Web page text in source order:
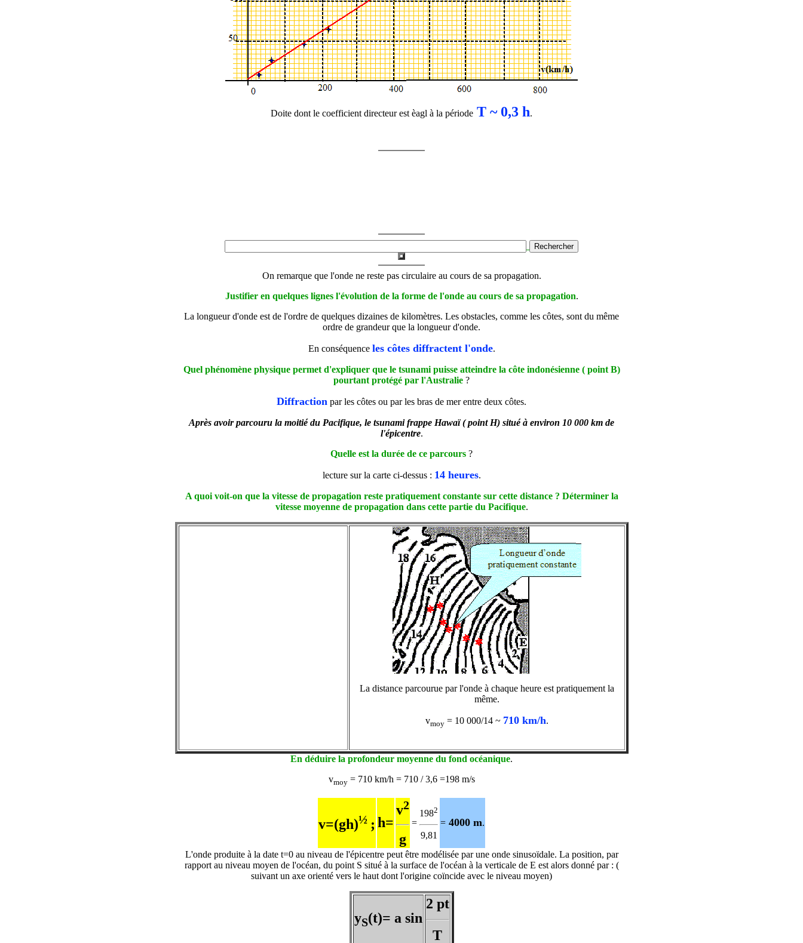
Doite dont le coefficient directeur est èagl à la période T ~ 0,3 h.
On remarque que l'onde ne reste pas circulaire au cours de sa propagation.
Justifier en quelques lignes l'évolution de la forme de l'onde au cours de sa propagation.
La longueur d'onde est de l'ordre de quelques dizaines de kilomètres. Les obstacles, comme les côtes, sont du même
ordre de grandeur que la longueur d'onde.
En conséquence les côtes diffractent l'onde.
Quel phénomène physique permet d'expliquer que le tsunami puisse atteindre la côte indonésienne ( point B)
pourtant protégé par l'Australie ?
Diffraction par les côtes ou par les bras de mer entre deux côtes.
Après avoir parcouru la moitié du Pacifique, le tsunami frappe Hawaï ( point H) situé à environ 10 000 km de
l'épicentre.
Quelle est la durée de ce parcours ?
lecture sur la carte ci-dessus : 14 heures.
A quoi voit-on que la vitesse de propagation reste pratiquement constante sur cette distance ? Déterminer la
vitesse moyenne de propagation dans cette partie du Pacifique.
La distance parcourue par l'onde à chaque heure est pratiquement la
même.
vmoy= 10 000/14 ~ 710 km/h.
En déduire la profondeur moyenne du fond océanique.
vmoy= 710 km/h = 710 / 3,6 =198 m/s
v=(gh)½ ; h=
v2
g
=
1982
9,81
= 4000 m.
L'onde produite à la date t=0 au niveau de l'épicentre peut être modélisée par une onde sinusoïdale. La position, par
rapport au niveau moyen de l'océan, du point S situé à la surface de l'océan à la verticale de E est alors donné par : (
suivant un axe orienté vers le haut dont l'origine coïncide avec le niveau moyen)
yS(t)= a sin
2 pt
T